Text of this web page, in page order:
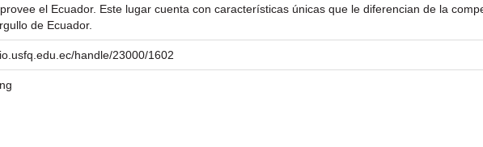
el Ecuador. Este lugar cuenta con características únicas que le diferencian de la
de Ecuador.
handle/23000/1602